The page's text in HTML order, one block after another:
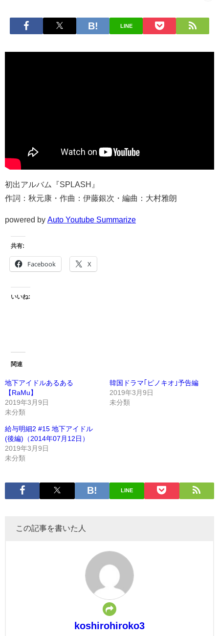
LINE
初出アルバム『SPLASH』
作詞：秋元康・作曲：伊藤銀次・編曲：大村雅朗
powered by Auto Youtube Summarize
共有:
Facebook X
いいね:
関連
地下アイドルあるある
【RaMu】
2019年3月9日
未分類
韓国ドラマ｢ピノキオ｣予告編
2019年3月9日
未分類
給与明細2 #15 地下アイドル
(後編)（2014年07月12日）
2019年3月9日
未分類
LINE
この記事を書いた人
koshirohiroko3